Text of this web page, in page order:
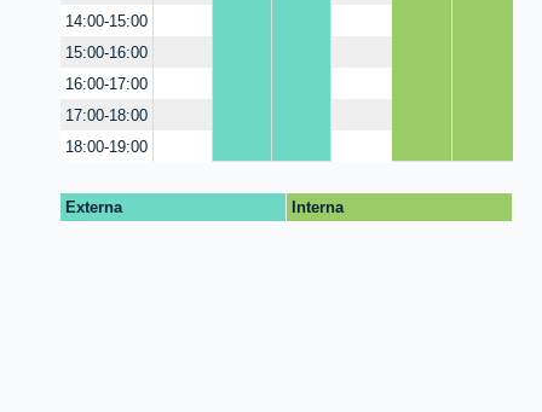
14:00-15:00
15:00-16:00
16:00-17:00
17:00-18:00
18:00-19:00
Externa Interna